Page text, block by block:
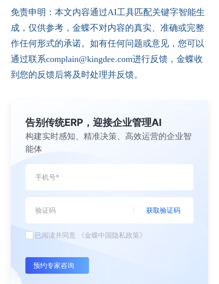
免责申明：本文内容通过AI工具匹配关键字智能生
成，仅供参考，金蝶不对内容的真实、准确或完整
作任何形式的承诺。如有任何问题或意见，您可以
通过联系complain@kingdee.com进行反馈，金蝶收
到您的反馈后将及时处理并反馈。
告别传统ERP，迎接企业管理AI
构建实时感知、精准决策、高效运营的企业智
能体
获取验证码
已阅读并同意 《金蝶中国隐私政策》
预约专家咨询